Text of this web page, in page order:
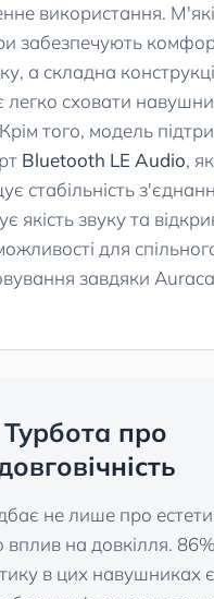
використання. М'які
забезпечують
а складна
легко сховати
того, модель
Bluetooth LE Audio,
стабільність
якість звуку та
для
завдяки
Турбота про
не лише про
вплив на довкілля. 86%
в цих навушниках є